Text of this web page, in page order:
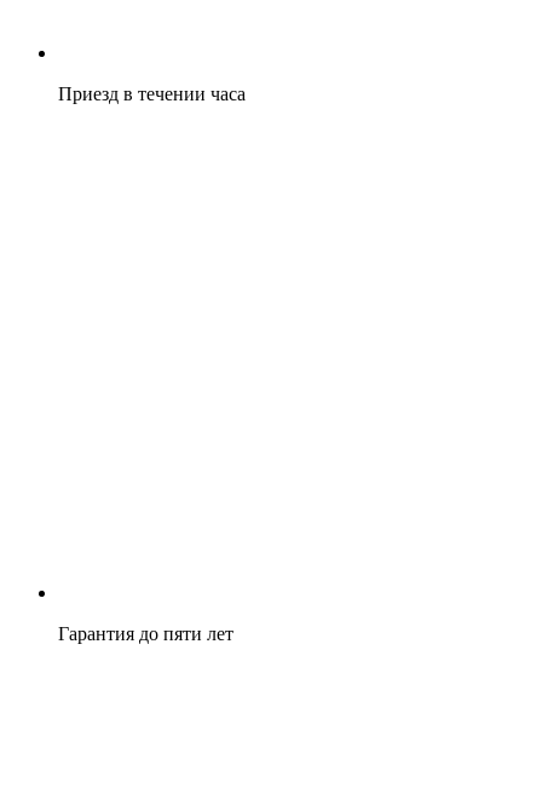
Приезд в течении часа
Гарантия до пяти лет